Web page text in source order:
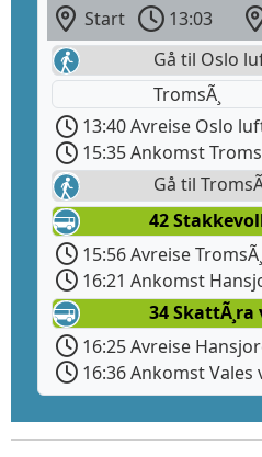
Start 13:03
Gå til Oslo
TromsÃ¸
13:40 Avreise Oslo
15:35 Ankomst
Gå til
42
15:56 Avreise
16:21 Ankomst
34 SkattÃ¸ra
16:25 Avreise
16:36 Ankomst Vales